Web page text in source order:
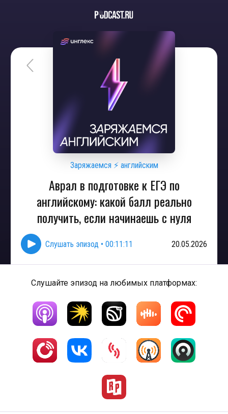
Заряжаемся ⚡ английским
Аврал в подготовке к ЕГЭ по
английскому: какой балл реально
получить, если начинаешь с нуля
Слушать эпизод • 00:11:11 20.05.2026
Слушайте эпизод на любимых платформах: